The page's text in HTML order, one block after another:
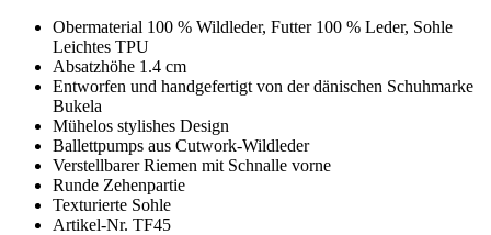
Obermaterial 100 % Wildleder, Futter 100 % Leder, Sohle
Leichtes TPU
Absatzhöhe 1.4 cm
Entworfen und handgefertigt von der dänischen Schuhmarke
Bukela
Mühelos stylishes Design
Ballettpumps aus Cutwork-Wildleder
Verstellbarer Riemen mit Schnalle vorne
Runde Zehenpartie
Texturierte Sohle
Artikel-Nr. TF45